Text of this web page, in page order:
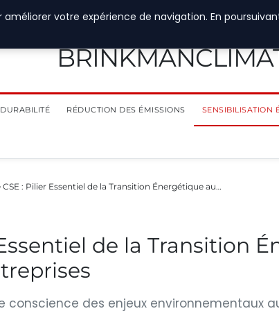
RÉDUCTION DES ÉMISSIONS SENSIBILISATION
CSE : Pilier Essentiel de la Transition Énergétique au…
de la Transition
conscience des enjeux environnementaux
améliorer votre expérience de navigation. En